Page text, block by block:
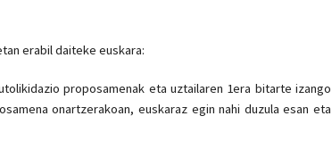
erabil daiteke euskara:
proposamenak eta uztailaren 1era bitarte izango
onartzerakoan, euskaraz egin nahi duzula esan eta